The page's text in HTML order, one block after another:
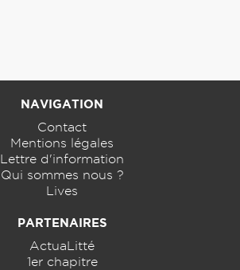
NAVIGATION
Contact
Mentions légales
Lettre d'information
Qui sommes nous ?
Lives
PARTENAIRES
ActuaLitté
1er chapitre